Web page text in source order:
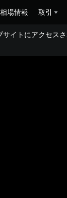
相場情報 取引
イトにアクセス